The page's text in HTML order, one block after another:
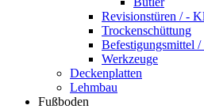
Revisionstüren / -
Trockenschüttung
Befestigungsmittel /
Werkzeuge
Deckenplatten
Lehmbau
Fußboden